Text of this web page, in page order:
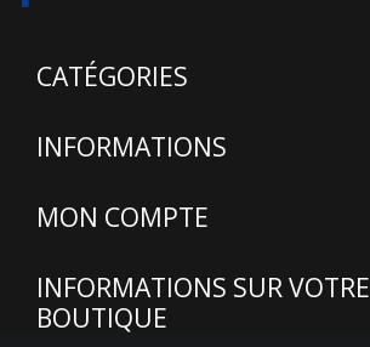
CATÉGORIES
INFORMATIONS
MON COMPTE
INFORMATIONS SUR VOTRE
BOUTIQUE